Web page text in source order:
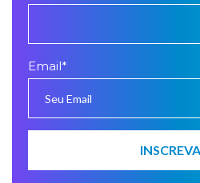
Email*